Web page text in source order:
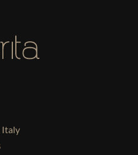
Italy